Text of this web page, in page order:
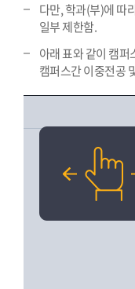
다만, 학과(부)에 따
일부 제한함.
아래 표와 같이 캠
캠퍼스간 이중전공